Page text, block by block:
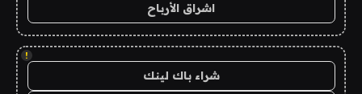
اشراق الأرباح
!
شراء باك لينك